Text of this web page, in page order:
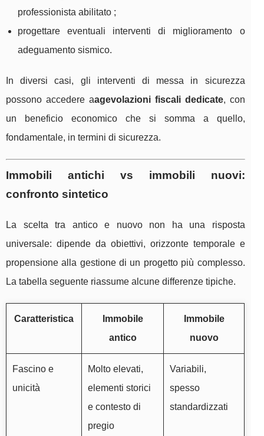
professionista abilitato ;
progettare eventuali interventi di miglioramento o
adeguamento sismico.
In diversi casi, gli interventi di messa in sicurezza
possono accedere aagevolazioni fiscali dedicate, con
un beneficio economico che si somma a quello,
fondamentale, in termini di sicurezza.
Immobili antichi vs immobili nuovi:
confronto sintetico
La scelta tra antico e nuovo non ha una risposta
universale: dipende da obiettivi, orizzonte temporale e
propensione alla gestione di un progetto più complesso.
La tabella seguente riassume alcune differenze tipiche.
Caratteristica
Immobile
antico
Immobile
nuovo
Fascino e
unicità
Molto elevati,
elementi storici
e contesto di
pregio
Variabili,
spesso
standardizzati